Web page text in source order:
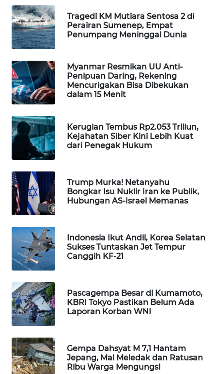
Tragedi KM Mutiara Sentosa 2 di
Perairan Sumenep, Empat
Penumpang Meninggal Dunia
Myanmar Resmikan UU Anti-
Penipuan Daring, Rekening
Mencurigakan Bisa Dibekukan
dalam 15 Menit
Kerugian Tembus Rp2.053 Triliun,
Kejahatan Siber Kini Lebih Kuat
dari Penegak Hukum
Trump Murka! Netanyahu
Bongkar Isu Nuklir Iran ke Publik,
Hubungan AS-Israel Memanas
Indonesia Ikut Andil, Korea Selatan
Sukses Tuntaskan Jet Tempur
Canggih KF-21
Pascagempa Besar di Kumamoto,
KBRI Tokyo Pastikan Belum Ada
Laporan Korban WNI
Gempa Dahsyat M 7,1 Hantam
Jepang, Mal Meledak dan Ratusan
Ribu Warga Mengungsi
PORTAL
KONSUMEN
FORWAMKI
ALPERKLINAS
FORJASIDA
TAMBANG
NEWS
SITUNGIR
SIDIKALANG
NEWS
SIBARAGAS
NEWS
METRO
NEWS
METRO
MEDAN
METRO
JAKARTA